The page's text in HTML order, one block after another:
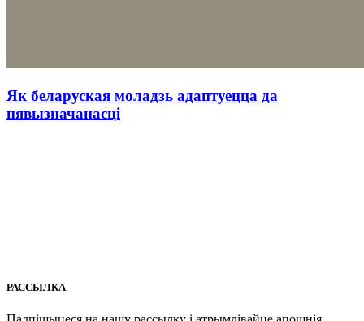
Як беларуская моладзь адаптуецца да
нявызначанасці
РАССЫЛКА